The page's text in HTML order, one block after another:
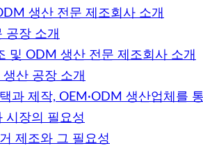
생산 전문 제조회사 소개
공장 소개
및 ODM 생산 전문 제조회사 소개
산 공장 소개
과 제작, OEM·ODM 생산업체를
시장의 필요성
제조와 그 필요성